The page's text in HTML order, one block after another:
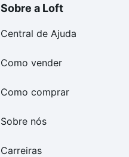
Sobre a Loft
Central de Ajuda
Como vender
Como comprar
Sobre nós
Carreiras